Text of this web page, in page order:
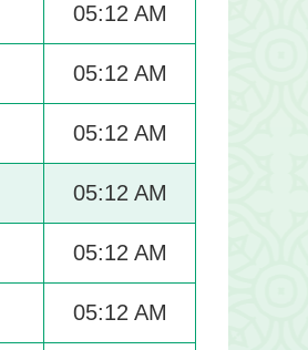
05:12 AM
05:12 AM
05:12 AM
05:12 AM
05:12 AM
05:12 AM